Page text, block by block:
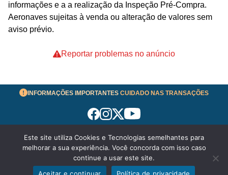
informações e a a realização da Inspeção Pré-Compra.
Aeronaves sujeitas à venda ou alteração de valores sem
aviso prévio.
Reportar problemas no anúncio
INFORMAÇÕES IMPORTANTES CUIDADO NAS TRANSAÇÕES
Termos de Uso
© 2026 aeronavesavenda.com | Todos os Direitos
Reservados!
Este site utiliza Cookies e Tecnologias semelhantes para
melhorar a sua experiência. Você concorda com isso caso
continue a usar este site.
Aceitar e continuar
Política de privacidade